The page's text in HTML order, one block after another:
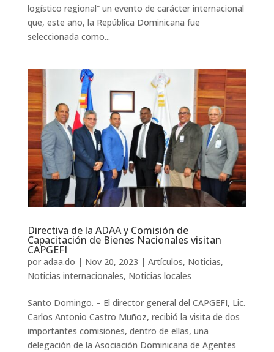
logístico regional” un evento de carácter internacional
que, este año, la República Dominicana fue
seleccionada como...
Directiva de la ADAA y Comisión de
Capacitación de Bienes Nacionales visitan
CAPGEFI
por adaa.do | Nov 20, 2023 | Artículos, Noticias,
Noticias internacionales, Noticias locales
Santo Domingo. – El director general del CAPGEFI, Lic.
Carlos Antonio Castro Muñoz, recibió la visita de dos
importantes comisiones, dentro de ellas, una
delegación de la Asociación Dominicana de Agentes